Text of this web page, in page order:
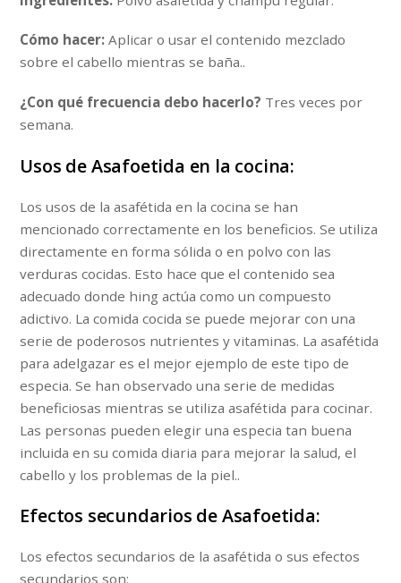
Cómo hacer: Aplicar o usar el contenido mezclado
sobre el cabello mientras se baña..
¿Con qué frecuencia debo hacerlo? Tres veces por
semana.
Usos de Asafoetida en la cocina:
Los usos de la asafétida en la cocina se han
mencionado correctamente en los beneficios. Se utiliza
directamente en forma sólida o en polvo con las
verduras cocidas. Esto hace que el contenido sea
adecuado donde hing actúa como un compuesto
adictivo. La comida cocida se puede mejorar con una
serie de poderosos nutrientes y vitaminas. La asafétida
para adelgazar es el mejor ejemplo de este tipo de
especia. Se han observado una serie de medidas
beneficiosas mientras se utiliza asafétida para cocinar.
Las personas pueden elegir una especia tan buena
incluida en su comida diaria para mejorar la salud, el
cabello y los problemas de la piel..
Efectos secundarios de Asafoetida:
Los efectos secundarios de la asafétida o sus efectos
secundarios son: